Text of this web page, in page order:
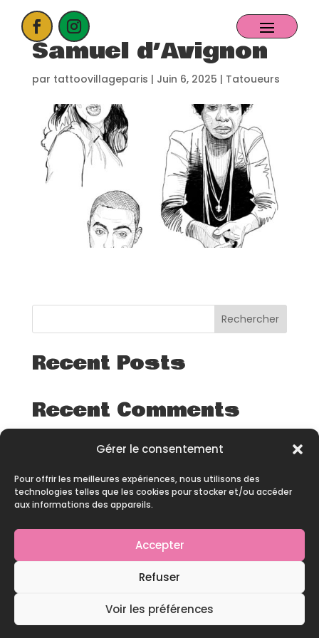
Gérer le consentement
Pour offrir les meilleures expériences, nous utilisons des
technologies telles que les cookies pour stocker et/ou accéder
aux informations des appareils.
Accepter
Refuser
Voir les préférences
ACCUEIL
PROCHAIN EVENT
CANDIDATER
NOS EXPOSANTS
CONTACT
PARTENAIRES
Samuel d’Avignon
par tattoovillageparis | Juin 6, 2025 | Tatoueurs
Rechercher
Recent Posts
Recent Comments
© 2026 – All rights reserved – Site développé par
Contact|Mentions Légales